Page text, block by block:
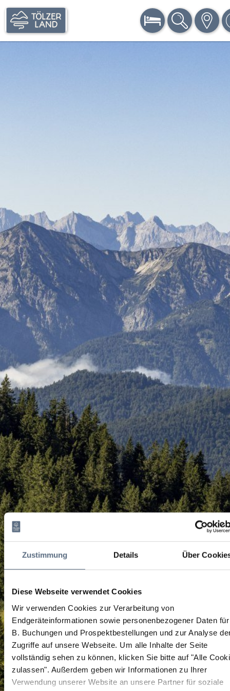
Zustimmung Details Über
Diese Webseite verwendet Cookies
Wir verwenden Cookies zur Verarbeitung von
Endgeräteinformationen sowie personenbezogener Daten
B. Buchungen und Prospektbestellungen und zur Analyse
Zugriffe auf unsere Webseite. Um alle Inhalte der Seite
vollständig sehen zu können, klicken Sie bitte auf "Alle
zulassen". Außerdem geben wir Informationen zu Ihrer
Verwendung unserer Website an unsere Partner für soziale
BUCHEN SUCHE KARTE